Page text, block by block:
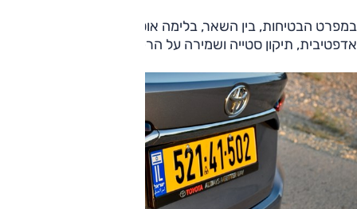
במפרט הבטיחות, בין השאר, בלימה אוטונומית, בקרת שיוט
אדפטיבית, תיקון סטייה ושמירה על הרכב במרכז הנתיב.